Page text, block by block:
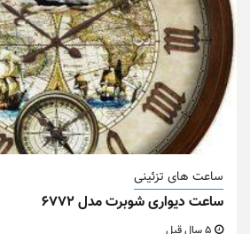
ساعت های تزئینی
ساعت دیواری شوبرت مدل ۶۷۷۲